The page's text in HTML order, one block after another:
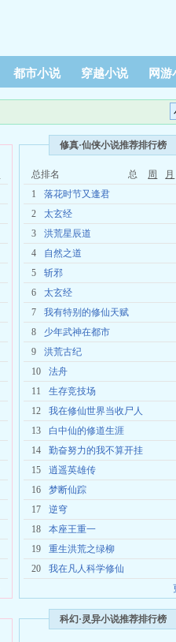
都市小说 穿越小说 网游
修真·仙侠小说推荐排行榜
总排名 总 周
月
1
落花时节又逢君
2
太玄经
3
洪荒星辰道
4
自然之道
5
斩邪
6
太玄经
7
我有特别的修仙天赋
8
少年武神在都市
9
洪荒古纪
10
法舟
11
生存竞技场
12
我在修仙世界当收尸人
13
白中仙的修道生涯
14
勤奋努力的我不算开挂
15
逍遥英雄传
16
梦断仙踪
17
逆穹
18
本座王重一
19
重生洪荒之绿柳
20
我在凡人科学修仙
科幻·灵异小说推荐排行榜